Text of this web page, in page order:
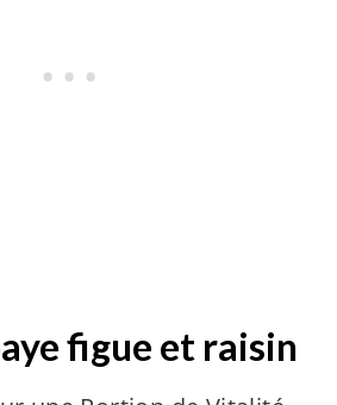
figue et raisin